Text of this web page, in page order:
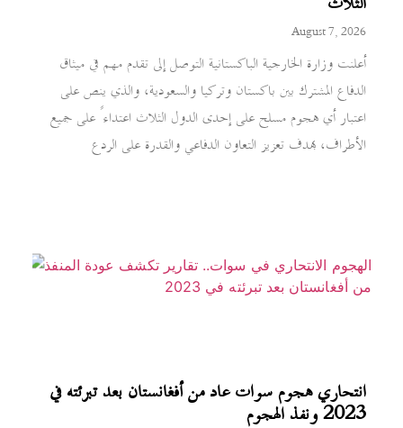
August 7, 2026
أعلنت وزارة الخارجية الباكستانية التوصل إلى تقدم مهم في ميثاق
الدفاع المشترك بين باكستان وتركيا والسعودية، والذي ينص على
اعتبار أي هجوم مسلح على إحدى الدول الثلاث اعتداءً على جميع
الأطراف، بهدف تعزيز التعاون الدفاعي والقدرة على الردع
انتحاري هجوم سوات عاد من أفغانستان بعد تبرئته في
2023 ونفذ الهجوم